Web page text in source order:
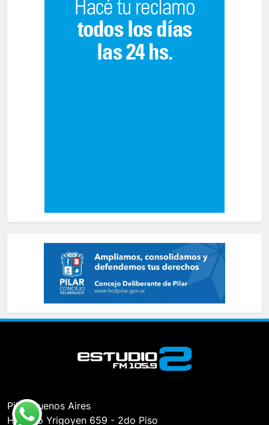
Pilar, Buenos Aires
Hipólito Yrigoyen 659 - 2do Piso